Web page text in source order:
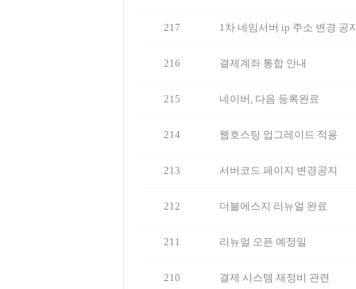
217 1차 네임서버 ip 주소 변경 공
216 결제계좌 통합 안내
215 네이버, 다음 등록완료
214 웹호스팅 업그레이드 적용
213 서버코드 페이지 변경공지
212 더블에스지 리뉴얼 완료
211 리뉴얼 오픈 예정일
210 결제 시스템 재정비 관련